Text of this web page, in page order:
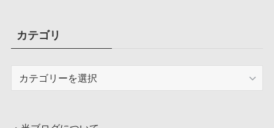
ブカテゴリ